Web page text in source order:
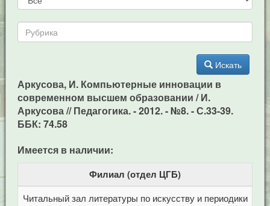
Искать
Аркусова, И. Компьютерные инновации в
современном высшем образовании / И.
Аркусова // Педагогика. - 2012. - №8. - С.33-39.
ББК: 74.58
Имеется в наличии:
Филиал (отдел ЦГБ)
Читальный зал литературы по искусству и периодики